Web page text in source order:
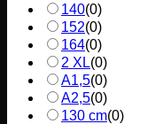
140(0)
152(0)
164(0)
2 XL(0)
A1,5(0)
A2,5(0)
130 cm(0)